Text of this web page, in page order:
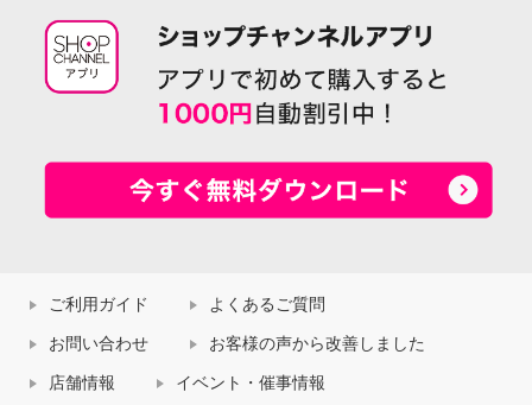
ご利用ガイド よくあるご質問
お問い合わせ お客様の声から改善しました
店舗情報 イベント・催事情報